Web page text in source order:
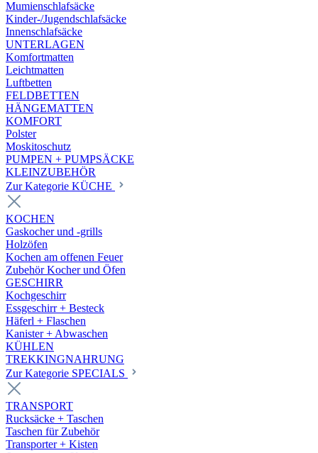
Mumienschlafsäcke
Kinder-/Jugendschlafsäcke
Innenschlafsäcke
UNTERLAGEN
Komfortmatten
Leichtmatten
Luftbetten
FELDBETTEN
HÄNGEMATTEN
KOMFORT
Polster
Moskitoschutz
PUMPEN + PUMPSÄCKE
KLEINZUBEHÖR
Zur Kategorie KÜCHE
KOCHEN
Gaskocher und -grills
Holzöfen
Kochen am offenen Feuer
Zubehör Kocher und Öfen
GESCHIRR
Kochgeschirr
Essgeschirr + Besteck
Häferl + Flaschen
Kanister + Abwaschen
KÜHLEN
TREKKINGNAHRUNG
Zur Kategorie SPECIALS
TRANSPORT
Rucksäcke + Taschen
Taschen für Zubehör
Transporter + Kisten